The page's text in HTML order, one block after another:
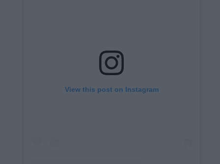
View this post on Instagram